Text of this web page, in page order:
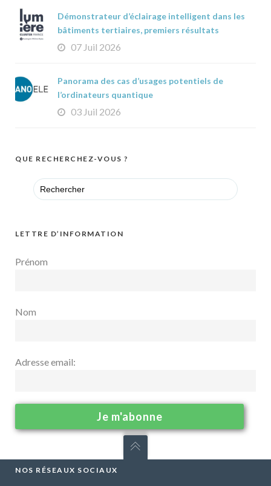
Démonstrateur d’éclairage intelligent dans les
bâtiments tertiaires, premiers résultats
07 Juil 2026
Panorama des cas d’usages potentiels de
l’ordinateurs quantique
03 Juil 2026
QUE RECHERCHEZ-VOUS ?
Search
for:
LETTRE D’INFORMATION
Prénom
Nom
Adresse email:
NOS RÉSEAUX SOCIAUX